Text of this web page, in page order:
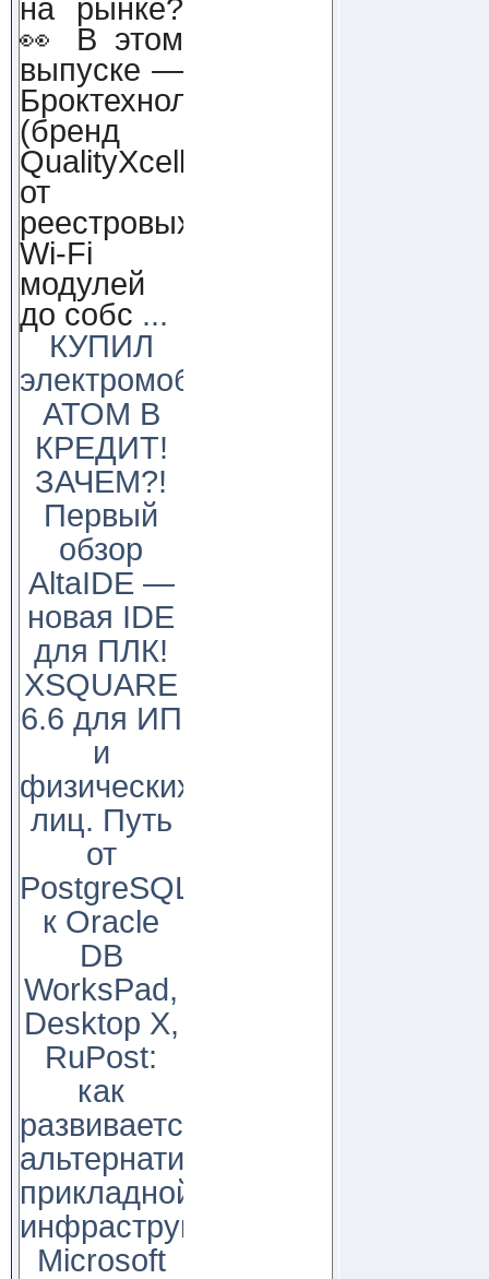
на рынке?
👀 В этом
выпуске —
Броктехнолоджи
(бренд
QualityXcellence):
от
реестровых
Wi-Fi
модулей
до собс ...
КУПИЛ
электромобиль
АТОМ В
КРЕДИТ!
ЗАЧЕМ?!
Первый
обзор
AltaIDE —
новая IDE
для ПЛК!
XSQUARE
6.6 для ИП
и
физических
лиц. Путь
от
PostgreSQL
к Oracle
DB
WorksPad,
Desktop X,
RuPost:
как
развивается
альтернатива
прикладной
инфраструктуре
Microsoft